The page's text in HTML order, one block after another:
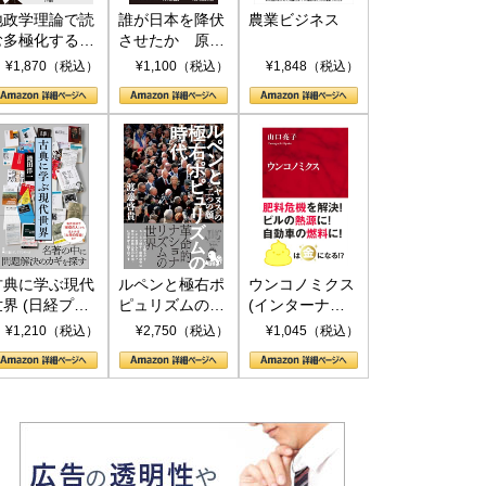
政学理論で読
多極化する世
トランプと
¥1,870（税込）
誰が日本を降伏
させたか 原爆
投下、ソ連参
(PHP新書)
¥1,100（税込）
農業ビジネス
¥1,848（税込）
典に学ぶ現代
界 (日経プレ
アシリーズ)
¥1,210（税込）
ルペンと極右ポ
ピュリズムの時
代：〈ヤヌス〉
¥2,750（税込）
ウンコノミクス
(インターナシ
ョナル新書)
¥1,045（税込）